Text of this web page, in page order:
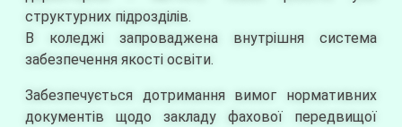
структурних підрозділів.
В коледжі запроваджена внутрішня система
забезпечення якості освіти.
Забезпечується дотримання вимог нормативних
документів щодо закладу фахової передвищої